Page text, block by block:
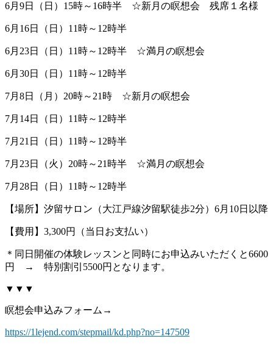
6月9日（日）15時～16時半 ☆新月の瞑想会 残席１名様
6月16日（日）11時～12時半
6月23日（日）11時～12時半 ☆満月の瞑想会
6月30日（日）11時～12時半
7月8日（月）20時～21時 ☆新月の瞑想会
7月14日（日）11時～12時半
7月21日（日）11時～12時半
7月23日（火）20時～21時半 ☆満月の瞑想会
7月28日（日）11時～12時半
【場所】汐留サロン（大江戸線汐留駅徒歩2分）6月10日以降
【費用】3,300円（当日お支払い）
＊同日開催の体験レッスンと同時にお申込みいただくと6600
円 → 特別割引5500円となります。
▼▼▼
瞑想会申込みフォーム→
https://1lejend.com/stepmail/kd.php?no=147509